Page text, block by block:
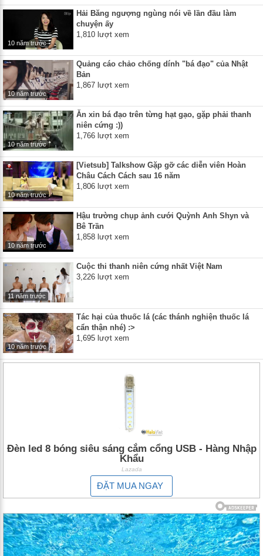
10 năm trước
Hải Băng ngượng ngùng nói về lần đầu làm
chuyện ấy
1,810 lượt xem
10 năm trước
Quảng cáo chảo chống dính "bá đạo" của Nhật
Bản
1,867 lượt xem
10 năm trước
Ăn xin bá đạo trên từng hạt gạo, gặp phải thanh
niên cứng :))
1,766 lượt xem
10 năm trước
[Vietsub] Talkshow Gặp gỡ các diễn viên Hoàn
Châu Cách Cách sau 16 năm
1,806 lượt xem
10 năm trước
Hậu trường chụp ảnh cưới Quỳnh Anh Shyn và
Bê Trần
1,858 lượt xem
11 năm trước
Cuộc thi thanh niên cứng nhất Việt Nam
3,226 lượt xem
10 năm trước
Tác hại của thuốc lá (các thánh nghiện thuốc lá
cẩn thận nhé) :>
1,695 lượt xem
Đèn led 8 bóng siêu sáng cắm cổng USB - Hàng Nhập
Khẩu
Lazada
ĐẶT MUA NGAY